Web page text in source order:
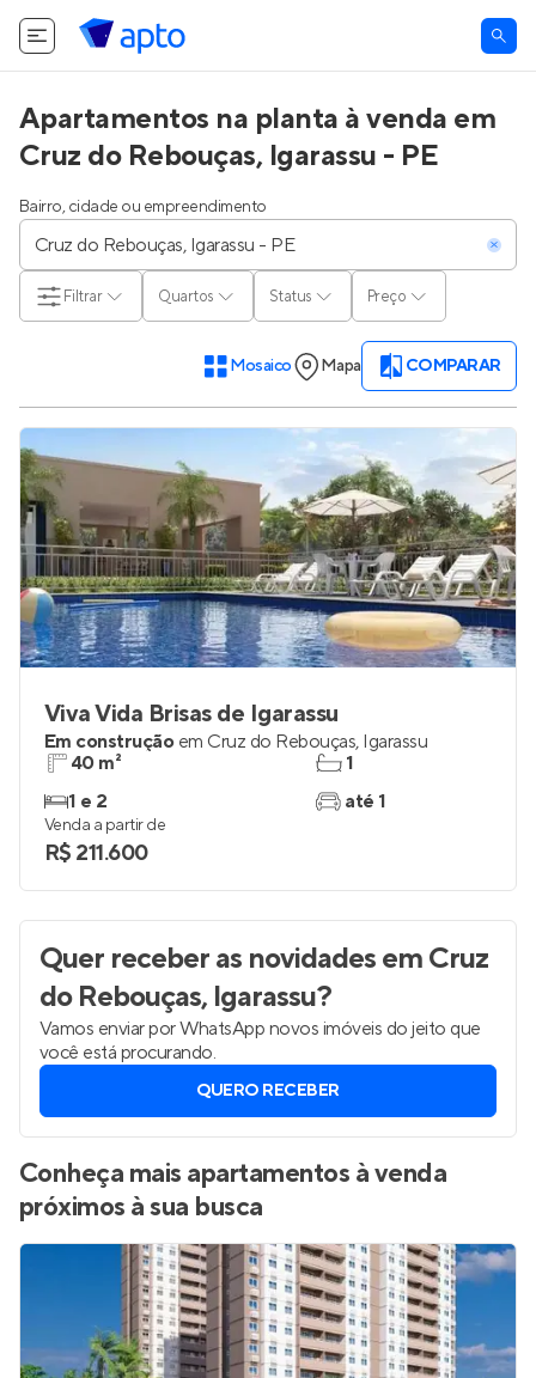
Apartamentos na planta à venda em
Cruz do Rebouças, Igarassu - PE
Bairro, cidade ou empreendimento
Quartos Status Preço
Filtrar
Mosaico Mapa COMPARAR
Viva Vida Brisas de Igarassu
Em construção em Cruz do Rebouças, Igarassu
40 m²
1 e 2
1
até 1
Venda a partir de
R$ 211.600
Quer receber as novidadesem Cruz
do Rebouças, Igarassu?
Vamos enviar por WhatsApp novos imóveis do jeito que
você está procurando.
QUERO RECEBER
Conheça mais apartamentos à venda
próximos à sua busca